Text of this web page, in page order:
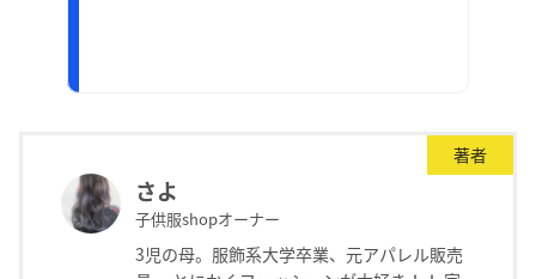
著者
さよ
子供服shopオーナー
3児の母。服飾系大学卒業、元アパレル販売